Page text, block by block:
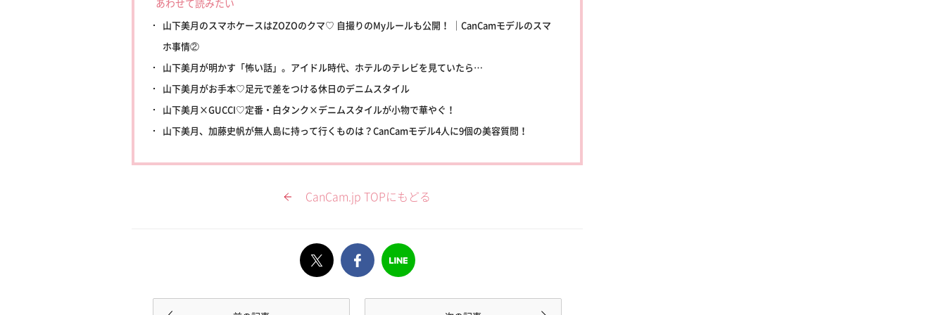
あわせて読みたい
山下美月のスマホケースはZOZOのクマ♡ 自撮りのMyルールも公開！ ｜CanCamモデルのスマ
ホ事情②
山下美月が明かす「怖い話」。アイドル時代、ホテルのテレビを見ていたら…
山下美月がお手本♡足元で差をつける休日のデニムスタイル
山下美月×GUCCI♡定番・白タンク×デニムスタイルが小物で華やぐ！
山下美月、加藤史帆が無人島に持って行くものは？CanCamモデル4人に9個の美容質問！
CanCam.jp TOPにもどる